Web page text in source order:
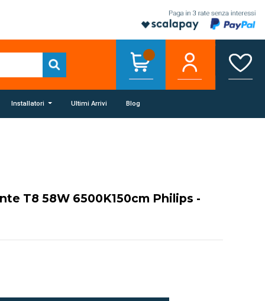
Installatori Ultimi Arrivi Blog
T8 58W 6500K150cm Philips -